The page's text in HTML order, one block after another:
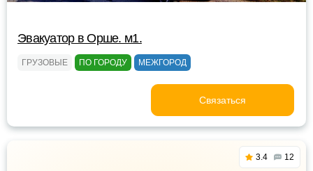
Эвакуатор в Орше. м1.
ГРУЗОВЫЕ ПО ГОРОДУ МЕЖГОРОД
Связаться
3.4 12